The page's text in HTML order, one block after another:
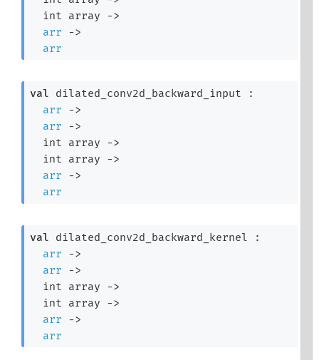
int array
->
arr
->
arr
val dilated_conv2d_backward_input :
arr
->
arr
->
int array
->
int array
->
arr
->
arr
val dilated_conv2d_backward_kernel :
arr
->
arr
->
int array
->
int array
->
arr
->
arr